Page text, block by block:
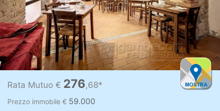
Rata Mutuo € 276,68*
Prezzo immobile € 59.000